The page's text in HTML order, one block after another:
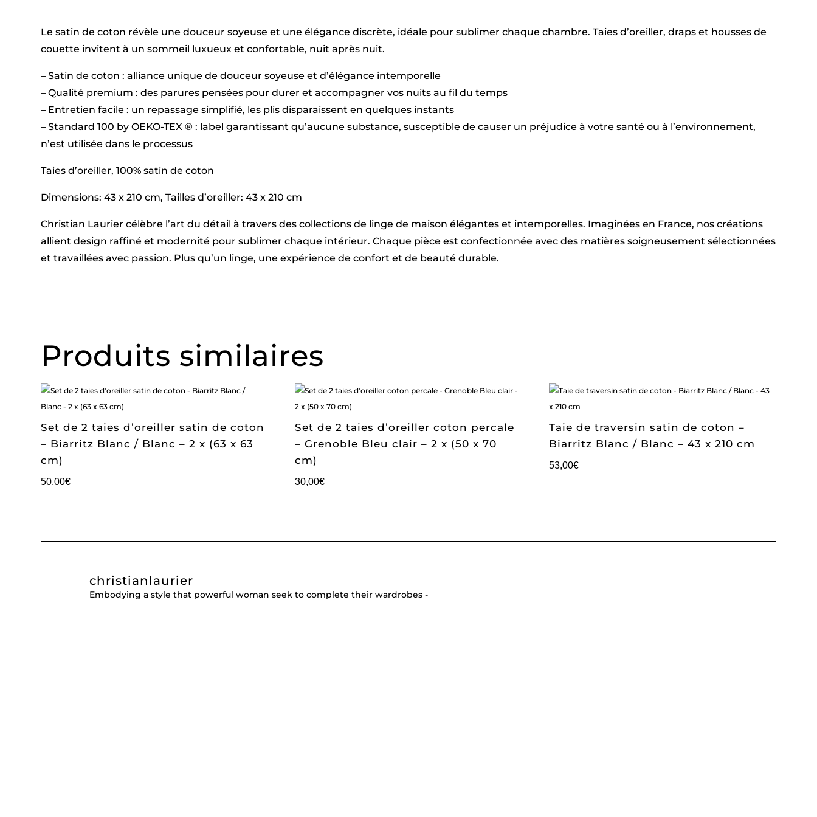
Le satin de coton révèle une douceur soyeuse et une élégance discrète, idéale pour sublimer chaque chambre. Taies d’oreiller, draps et housses de
couette invitent à un sommeil luxueux et confortable, nuit après nuit.
– Satin de coton : alliance unique de douceur soyeuse et d’élégance intemporelle
– Qualité premium : des parures pensées pour durer et accompagner vos nuits au fil du temps
– Entretien facile : un repassage simplifié, les plis disparaissent en quelques instants
– Standard 100 by OEKO-TEX ® : label garantissant qu’aucune substance, susceptible de causer un préjudice à votre santé ou à l’environnement,
n’est utilisée dans le processus
Taies d’oreiller, 100% satin de coton
Dimensions: 43 x 210 cm, Tailles d’oreiller: 43 x 210 cm
Christian Laurier célèbre l’art du détail à travers des collections de linge de maison élégantes et intemporelles. Imaginées en France, nos créations
allient design raffiné et modernité pour sublimer chaque intérieur. Chaque pièce est confectionnée avec des matières soigneusement sélectionnées
et travaillées avec passion. Plus qu’un linge, une expérience de confort et de beauté durable.
Produits similaires
Set de 2 taies d’oreiller satin de coton
– Biarritz Blanc / Blanc – 2 x (63 x 63
cm)
50,00€
Set de 2 taies d’oreiller coton percale
– Grenoble Bleu clair – 2 x (50 x 70
cm)
30,00€
Taie de traversin satin de coton –
Biarritz Blanc / Blanc – 43 x 210 cm
53,00€
christianlaurier
Embodying a style that powerful woman seek to complete their wardrobes -